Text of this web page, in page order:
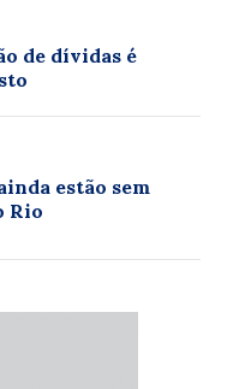
de dívidas é
estão sem
Rio